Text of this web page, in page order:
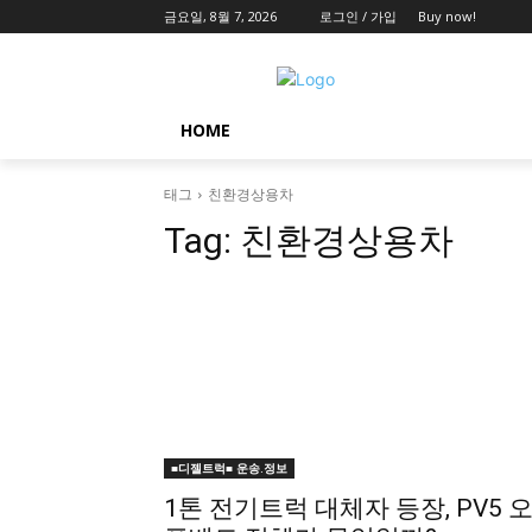
금요일, 8월 7, 2026 로그인 / 가입 Buy now!
HOME
태그 친환경상용차
Tag: 친환경상용차
■디젤트럭■ 운송.정보
1톤 전기트럭 대체자 등장, PV5 오